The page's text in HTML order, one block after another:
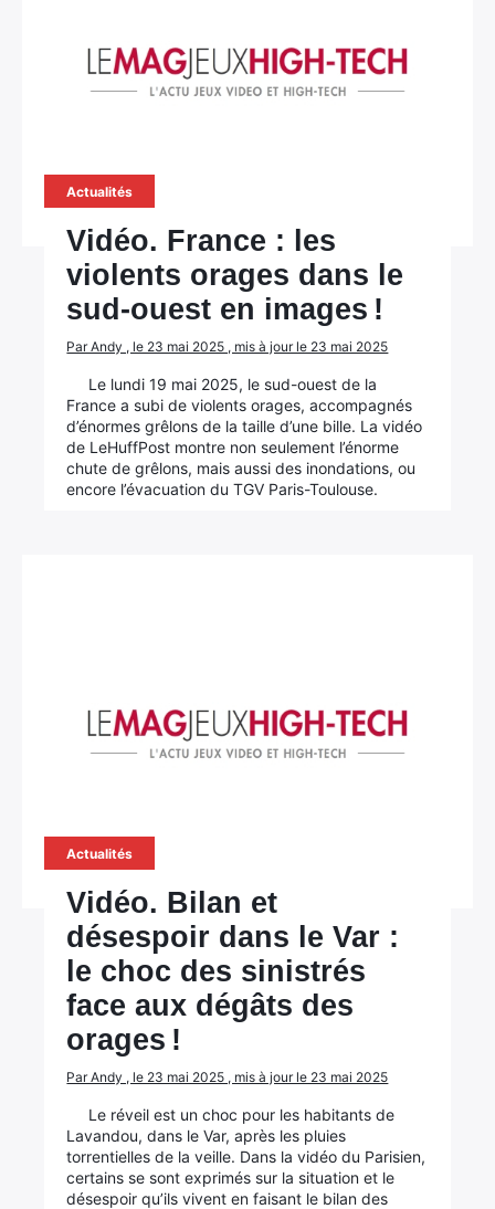
Actualités
Vidéo. France : les
violents orages dans le
sud-ouest en images !
Par Andy , le 23 mai 2025 , mis à jour le 23 mai 2025
Le lundi 19 mai 2025, le sud-ouest de la
France a subi de violents orages, accompagnés
d’énormes grêlons de la taille d’une bille. La vidéo
de LeHuffPost montre non seulement l’énorme
chute de grêlons, mais aussi des inondations, ou
encore l’évacuation du TGV Paris-Toulouse.
Actualités
Vidéo. Bilan et
désespoir dans le Var :
le choc des sinistrés
face aux dégâts des
orages !
Par Andy , le 23 mai 2025 , mis à jour le 23 mai 2025
Le réveil est un choc pour les habitants de
Lavandou, dans le Var, après les pluies
torrentielles de la veille. Dans la vidéo du Parisien,
certains se sont exprimés sur la situation et le
désespoir qu’ils vivent en faisant le bilan des